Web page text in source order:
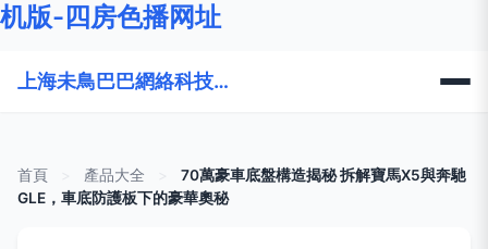
机版-四房色播网址
上海未鳥巴巴網絡科技有限公司
首頁 產品大全
70萬豪車底盤構造揭秘 拆解寶馬X5與奔馳
GLE，車底防護板下的豪華奧秘